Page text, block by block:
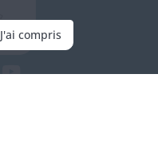
J'ai compris